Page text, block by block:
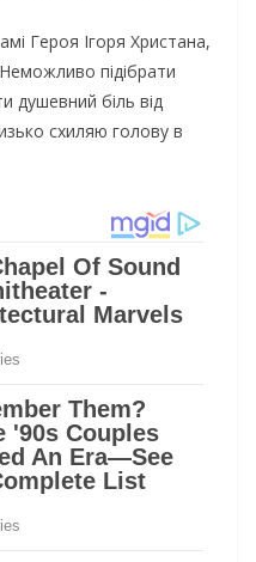
Героя Ігоря Христана,
підібрати
душевний біль від
схиляю голову в